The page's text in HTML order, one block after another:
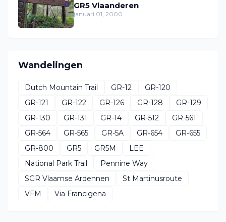
GR5 Vlaanderen
januari 01, 2000
Wandelingen
Dutch Mountain Trail GR-12
GR-120
GR-121
GR-122 GR-126 GR-128
GR-129
GR-130
GR-131 GR-14 GR-512
GR-561
GR-564
GR-565 GR-5A GR-654
GR-655
GR-800
GR5 GR5M
LEE
National Park Trail
Pennine Way
SGR Vlaamse Ardennen
St Martinusroute
VFM
Via Francigena